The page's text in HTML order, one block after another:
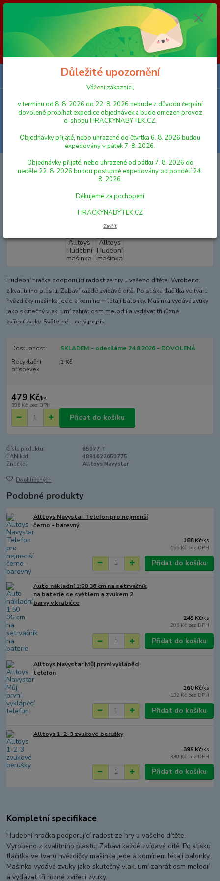
Vážení zákazníci, v termínu od 8. 8. 2026 do 23. 8. 2026 nebude z
důvodu čerpání dovolené probíhat expedice objednávek a bude omezen
provoz e-shopu HRACKYNABYTEK.CZ. Objednávky přijaté, nebo
uhrazené do čtvrtka 6. 8. 2026 budou expedovány v pátek 7. 8. 2026.
Objednávky přijaté, nebo uhrazené od pátku 7. 8. 2026 do neděle 23. 8.
2026 budou postupně expedovány od pondělí 24. 8. 2026. Děkujeme za
pochopení HRACKYNABYTEK.CZ
Menu
Hledat
PRO NEJMENŠÍ INTERAKTIVNÍ A HUDEBNÍ HRAČKY
Alltoys
Hudební mašinka
Alltoys Hudební mašinka
Hudební hračka podporující radost ze hry u vašeho dítěte. Vyrobeno
z kvalitního plastu. Zabaví každé zvídavé dítě. Po stisku tlačítka ve tvaru
hvězdičky mašinka jede a komínem létají balonky. Mašinka vydává zvuky
jako skutečný vlak, umí zahrát osm melodií a vydávat tři různé
zvířecí zvuky. Světelné... celý popis
Dostupnost
SKLADEM - odesíláme 24.8.2026 - DOVOLENÁ
Recyklační
příspěvek
1 Kč
479 Kč/ks
396 Kč bez DPH
Přidat do košíku
Číslo produktu:
65077-T
EAN kód:
4891622650775
Značka:
Alltoys Navystar
Do oblíbených
Podobné produkty
Alltoys Navystar Telefon pro nejmenší
černo - barevný
188 Kč/ks
155 Kč bez DPH
Přidat do košíku
Auto nákladní 1:50 36 cm na setrvačník
na baterie se světlem a zvukem 2
barvy v krabičce
249 Kč/ks
206 Kč bez DPH
Přidat do košíku
Alltoys Navystar Můj první vyklápěcí
telefon
160 Kč/ks
132 Kč bez DPH
Přidat do košíku
Alltoys 1-2-3 zvukové berušky
399 Kč/ks
330 Kč bez DPH
Přidat do košíku
Kompletní specifikace
Hudební hračka podporující radost ze hry u vašeho dítěte.
Vyrobeno z kvalitního plastu. Zabaví každé zvídavé dítě. Po stisku
tlačítka ve tvaru hvězdičky mašinka jede a komínem létají balonky.
Mašinka vydává zvuky jako skutečný vlak, umí zahrát osm melodií
a vydávat tři různé zvířecí zvuky.
Důležité upozornění
Vážení zákazníci,
v termínu od 8. 8. 2026 do 22. 8. 2026 nebude z důvodu čerpání
dovolené probíhat expedice objednávek a bude omezen provoz
e-shopu HRACKYNABYTEK.CZ.
Objednávky přijaté, nebo uhrazené do čtvrtka 6. 8. 2026 budou
expedovány v pátek 7. 8. 2026.
Objednávky přijaté, nebo uhrazené od pátku 7. 8. 2026 do
neděle 22. 8. 2026 budou postupně expedovány od pondělí 24.
8. 2026.
Děkujeme za pochopení
HRACKYNABYTEK.CZ
Zavřít